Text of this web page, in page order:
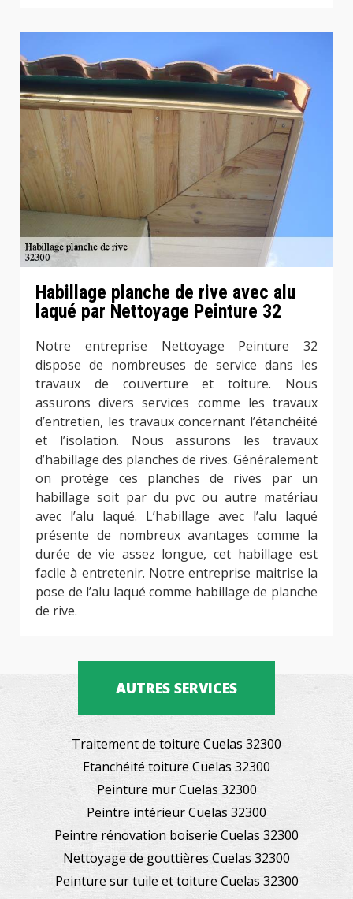
Habillage planche de rive avec alu
laqué par Nettoyage Peinture 32
Notre entreprise Nettoyage Peinture 32
dispose de nombreuses de service dans les
travaux de couverture et toiture. Nous
assurons divers services comme les travaux
d’entretien, les travaux concernant l’étanchéité
et l’isolation. Nous assurons les travaux
d’habillage des planches de rives. Généralement
on protège ces planches de rives par un
habillage soit par du pvc ou autre matériau
avec l’alu laqué. L’habillage avec l’alu laqué
présente de nombreux avantages comme la
durée de vie assez longue, cet habillage est
facile à entretenir. Notre entreprise maitrise la
pose de l’alu laqué comme habillage de planche
de rive.
AUTRES SERVICES
Traitement de toiture Cuelas 32300
Etanchéité toiture Cuelas 32300
Peinture mur Cuelas 32300
Peintre intérieur Cuelas 32300
Peintre rénovation boiserie Cuelas 32300
Nettoyage de gouttières Cuelas 32300
Peinture sur tuile et toiture Cuelas 32300